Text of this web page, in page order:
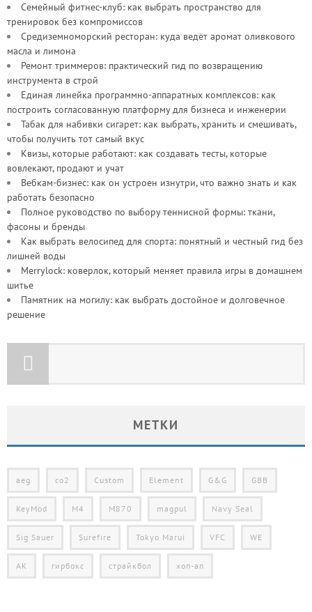
Семейный фитнес-клуб: как выбрать пространство для
тренировок без компромиссов
Средиземноморский ресторан: куда ведёт аромат оливкового
масла и лимона
Ремонт триммеров: практический гид по возвращению
инструмента в строй
Единая линейка программно-аппаратных комплексов: как
построить согласованную платформу для бизнеса и инженерии
Табак для набивки сигарет: как выбрать, хранить и смешивать,
чтобы получить тот самый вкус
Квизы, которые работают: как создавать тесты, которые
вовлекают, продают и учат
Вебкам-бизнес: как он устроен изнутри, что важно знать и как
работать безопасно
Полное руководство по выбору теннисной формы: ткани,
фасоны и бренды
Как выбрать велосипед для спорта: понятный и честный гид без
лишней воды
Merrylock: коверлок, который меняет правила игры в домашнем
шитье
Памятник на могилу: как выбрать достойное и долговечное
решение
МЕТКИ
aeg co2 Custom Element G&G GBB
KeyMod M4 M870 magpul Navy Seal
Sig Sauer Surefire Tokyo Marui VFC WE
АК гирбокс страйкбол хоп-ап